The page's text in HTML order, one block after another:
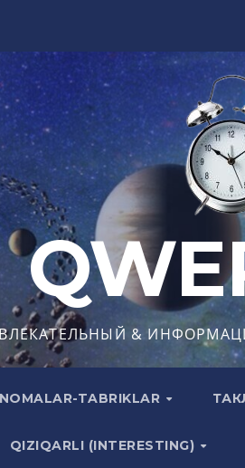
&
TABRIKLAR
QIZIQARLI (INTERESTING)